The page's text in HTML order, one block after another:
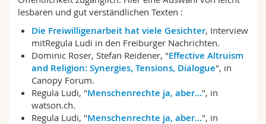
Math.-Nat. und Med. Fak.
Interfakultär
Mitarbeitende
Doktorierende
Webmail
Vorlesungsverzeichnis
MyUnifr
lesbaren und gut verständlichen Texten :
Die Freiwilligenarbeit hat viele Gesichter, Interview
mitRegula Ludi in den Freiburger Nachrichten.
Dominic Roser, Stefan Reidener, "Effective Altruism
and Religion: Synergies, Tensions, Dialogue", in
Canopy Forum.
Regula Ludi, "Menschen­rech­te ja, aber…", in
watson.ch.
Regula Ludi, "Menschen­rech­te ja, aber…", in